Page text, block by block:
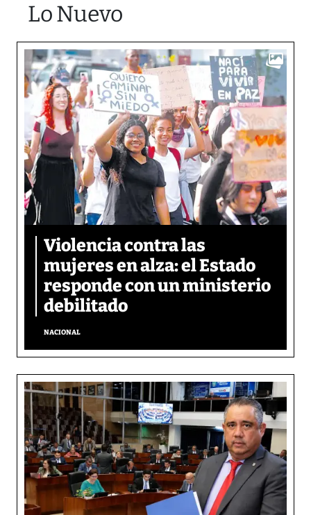
Lo Nuevo
Violencia contra las
mujeres en alza: el Estado
responde con un ministerio
debilitado
NACIONAL